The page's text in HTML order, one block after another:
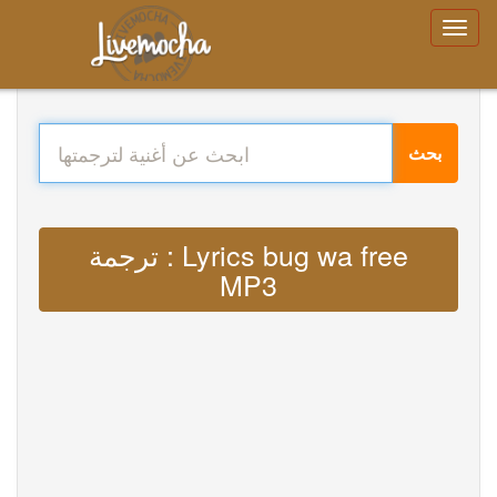
بحث
ترجمة : Lyrics bug wa free
MP3